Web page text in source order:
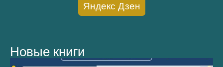
Яндекс Дзен
Новые книги